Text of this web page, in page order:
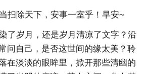
扫除天下，安事一室乎！早安~
了岁月，还是岁月清凉了文字？沿
问自己，是否这世间的缘太美？聆
在淡淡的眼眸里，掀开那些清幽的